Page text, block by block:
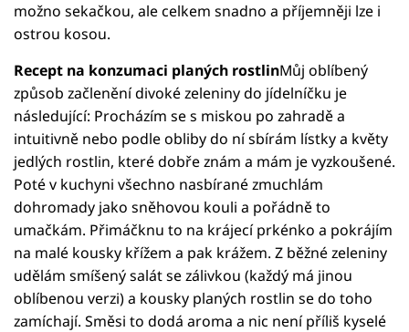
možno sekačkou, ale celkem snadno a příjemněji lze i
ostrou kosou.
Recept na konzumaci planých rostlinMůj oblíbený
způsob začlenění divoké zeleniny do jídelníčku je
následující: Procházím se s miskou po zahradě a
intuitivně nebo podle obliby do ní sbírám lístky a květy
jedlých rostlin, které dobře znám a mám je vyzkoušené.
Poté v kuchyni všechno nasbírané zmuchlám
dohromady jako sněhovou kouli a pořádně to
umačkám. Přimáčknu to na krájecí prkénko a pokrájím
na malé kousky křížem a pak krážem. Z běžné zeleniny
udělám smíšený salát se zálivkou (každý má jinou
oblíbenou verzi) a kousky planých rostlin se do toho
zamíchají. Směsi to dodá aroma a nic není příliš kyselé